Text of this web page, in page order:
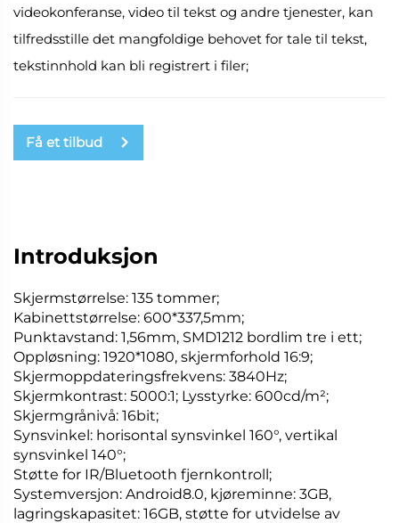
videokonferanse, video til tekst og andre tjenester, kan
tilfredsstille det mangfoldige behovet for tale til tekst,
tekstinnhold kan bli registrert i filer;
Få et tilbud
Introduksjon
Skjermstørrelse: 135 tommer;
Kabinettstørrelse: 600*337,5mm;
Punktavstand: 1,56mm, SMD1212 bordlim tre i ett;
Oppløsning: 1920*1080, skjermforhold 16:9;
Skjermoppdateringsfrekvens: 3840Hz;
Skjermkontrast: 5000:1; Lysstyrke: 600cd/m²;
Skjermgrånivå: 16bit;
Synsvinkel: horisontal synsvinkel 160°, vertikal
synsvinkel 140°;
Støtte for IR/Bluetooth fjernkontroll;
Systemversjon: Android8.0, kjøreminne: 3GB,
lagringskapasitet: 16GB, støtte for utvidelse av